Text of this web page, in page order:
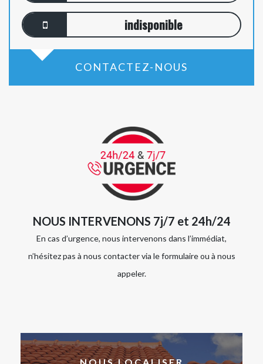
indisponible
CONTACTEZ-NOUS
NOUS INTERVENONS 7j/7 et 24h/24
En cas d’urgence, nous intervenons dans l’immédiat,
n’hésitez pas à nous contacter via le formulaire ou à nous
appeler.